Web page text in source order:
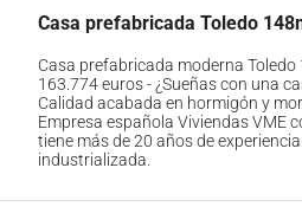
Casa prefabricada moderna Toledo
163.774 euros - ¿Sueñas con una
Calidad acabada en hormigón y
Empresa española Viviendas VME
tiene más de 20 años de
industrializada.